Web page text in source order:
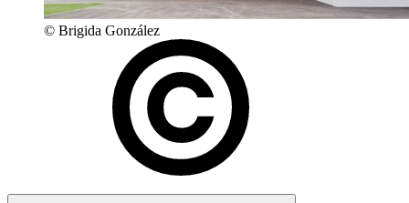
© Brigida González